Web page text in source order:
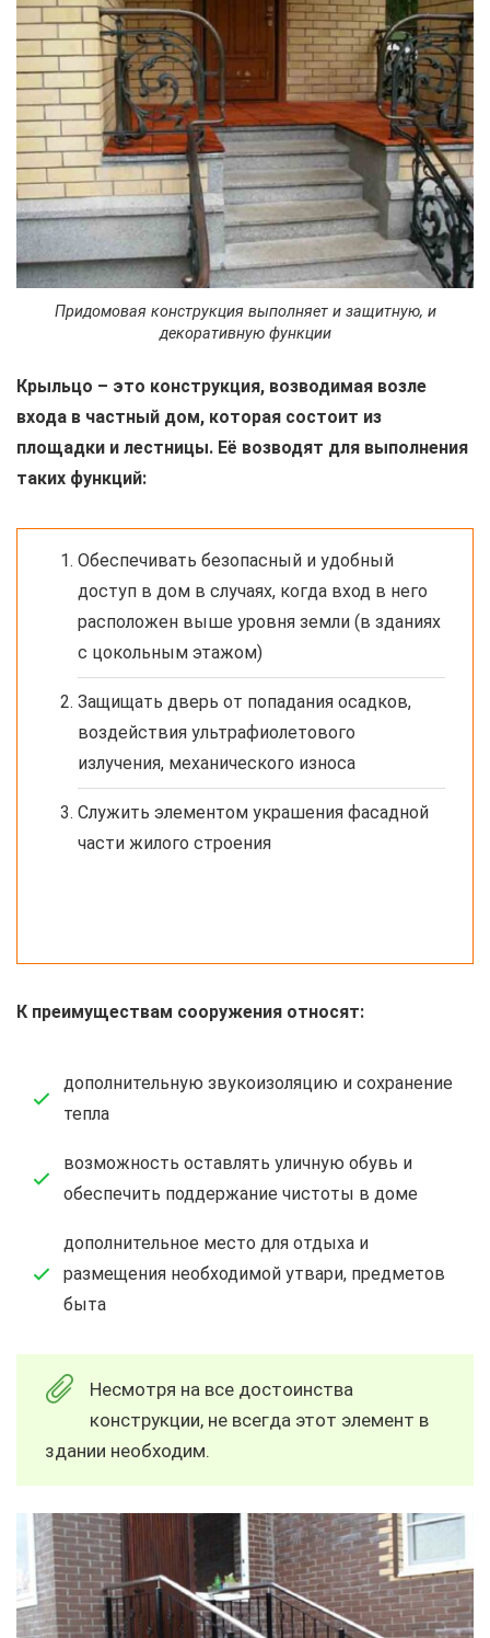
Придомовая конструкция выполняет и защитную, и
декоративную функции
Крыльцо – это конструкция, возводимая возле
входа в частный дом, которая состоит из
площадки и лестницы. Её возводят для выполнения
таких функций:
Обеспечивать безопасный и удобный
доступ в дом в случаях, когда вход в него
расположен выше уровня земли (в зданиях
с цокольным этажом)
Защищать дверь от попадания осадков,
воздействия ультрафиолетового
излучения, механического износа
Служить элементом украшения фасадной
части жилого строения
К преимуществам сооружения относят:
дополнительную звукоизоляцию и сохранение
тепла
возможность оставлять уличную обувь и
обеспечить поддержание чистоты в доме
дополнительное место для отдыха и
размещения необходимой утвари, предметов
быта
Несмотря на все достоинства
конструкции, не всегда этот элемент в
здании необходим.